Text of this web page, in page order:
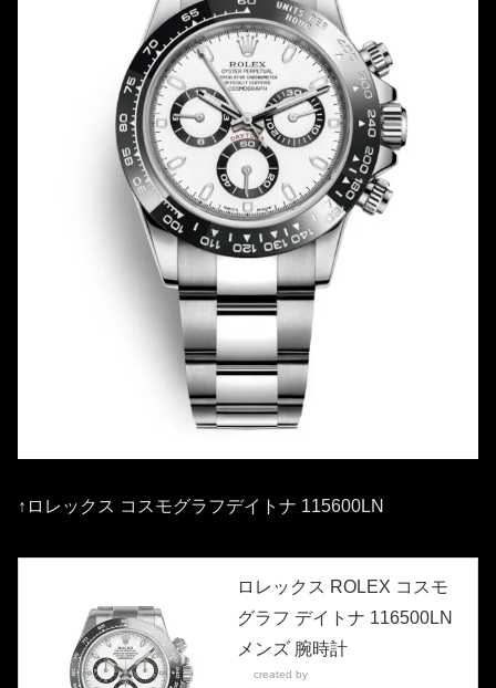
↑ロレックス コスモグラフデイトナ 115600LN
ロレックス ROLEX コスモ
グラフ デイトナ 116500LN
メンズ 腕時計
created by